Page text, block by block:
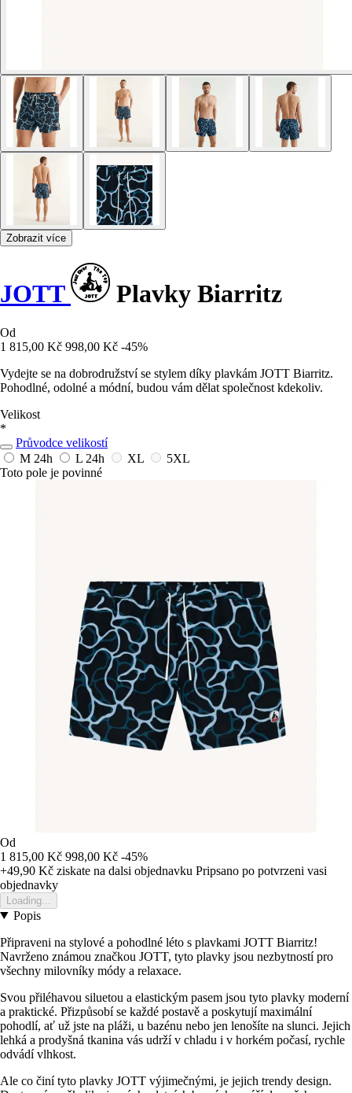
Zobrazit více
JOTT Plavky Biarritz
Od
1 815,00 Kč 998,00 Kč -45%
Vydejte se na dobrodružství se stylem díky plavkám JOTT Biarritz.
Pohodlné, odolné a módní, budou vám dělat společnost kdekoliv.
Velikost
*
Průvodce velikostí
M 24h L 24h XL
5XL
Toto pole je povinné
Od
1 815,00 Kč 998,00 Kč -45%
+49,90 Kč ziskate na dalsi objednavku Pripsano po potvrzeni vasi
objednavky
Loading...
Popis
Připraveni na stylové a pohodlné léto s plavkami JOTT Biarritz!
Navrženo známou značkou JOTT, tyto plavky jsou nezbytností pro
všechny milovníky módy a relaxace.
Svou přiléhavou siluetou a elastickým pasem jsou tyto plavky moderní
a praktické. Přizpůsobí se každé postavě a poskytují maximální
pohodlí, ať už jste na pláži, u bazénu nebo jen lenošíte na slunci. Jejich
lehká a prodyšná tkanina vás udrží v chladu i v horkém počasí, rychle
odvádí vlhkost.
Ale co činí tyto plavky JOTT výjimečnými, je jejich trendy design.